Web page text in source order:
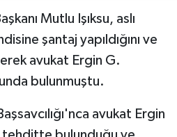
Mutlu Işıksu, aslı
şantaj yapıldığını ve
avukat Ergin G.
bulunmuştu.
avukat Ergin